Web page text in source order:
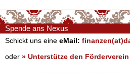
Spende ans Nexus
Schickt uns eine eMail:
oder » Unterstütze den Förderverein